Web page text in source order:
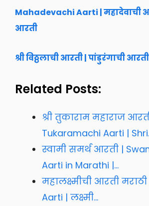
Mahadevachi Aarti | महादेवाची
आरती
श्री विठ्ठलाची आरती | पांडुरंगाची आरती
Related Posts:
श्री तुकाराम महाराज
Tukaramachi Aarti |
स्वामी समर्थ आरती |
Aarti in Marathi |…
महालक्ष्मीची आरती
Aarti | लक्ष्मी…